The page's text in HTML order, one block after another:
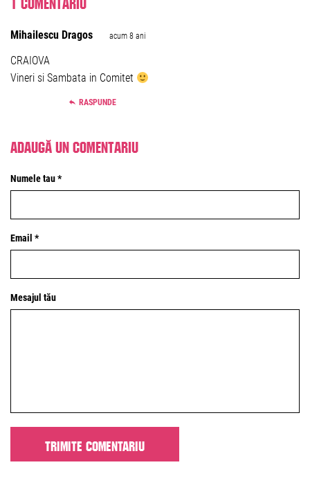
Mihailescu Dragos acum 8 ani
CRAIOVA
Vineri si Sambata in Comitet
RASPUNDE
Adaugă un comentariu
Numele tau *
Email *
Mesajul tău